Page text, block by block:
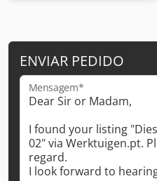
ENVIAR PEDIDO
Mensagem*